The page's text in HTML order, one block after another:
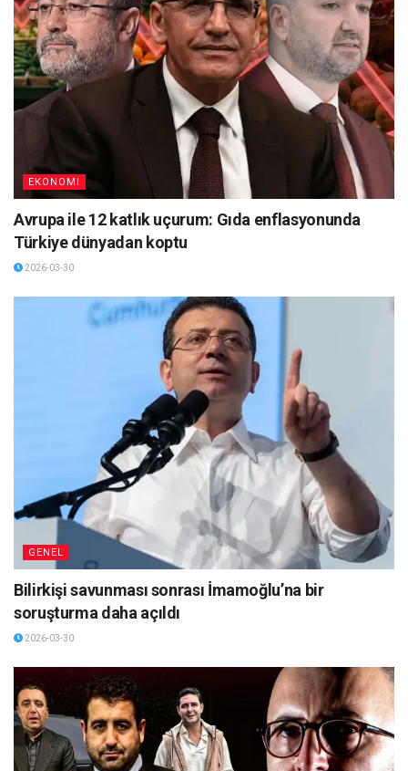
EKONOMI
Avrupa ile 12 katlık uçurum: Gıda enflasyonunda
Türkiye dünyadan koptu
2026-03-30
GENEL
Bilirkişi savunması sonrası İmamoğlu’na bir
soruşturma daha açıldı
2026-03-30